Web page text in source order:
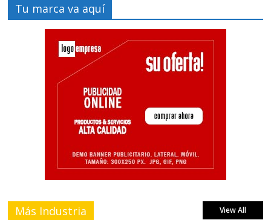
Tu marca va aquí
Más Industria View All